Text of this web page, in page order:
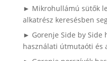
► Mikrohullámú sütők
alkatrész keresésben
► Gorenje Side by
használati útmutaóti és